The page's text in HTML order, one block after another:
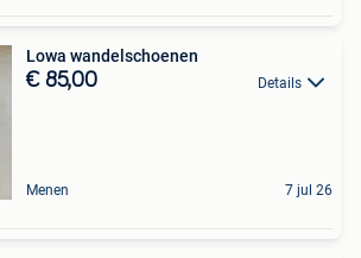
Lowa wandelschoenen
€ 85,00 Details
Menen 7 jul 26